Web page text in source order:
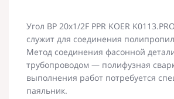
Угол ВР 20x1/2F PPR KOER
служит для соединения
Метод соединения фасонной
трубопроводом — полифузная
выполнения работ потребуется
паяльник.